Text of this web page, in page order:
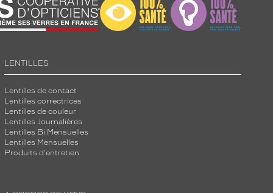
LENTILLES
Lentilles de contact
Lentilles correctrices
Lentilles de couleur
Lentilles Journalières
Lentilles Bi Mensuelles
Lentilles Mensuelles
Produits d'entretien